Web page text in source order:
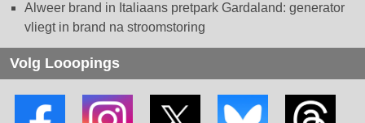
Alweer brand in Italiaans pretpark Gardaland: generator
vliegt in brand na stroomstoring
Volg Looopings